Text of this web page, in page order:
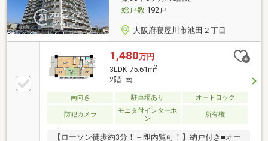
総戸数192戸
大阪府寝屋川市池田２丁目
1,480万円
3LDK 75.61m2
2階 南
南向き 駐車場あり オートロック
防犯カメラ
モニタ付インターホ
ン
所有権
【ローソン徒歩約3分！＋即内覧可！】納戸付き■オー